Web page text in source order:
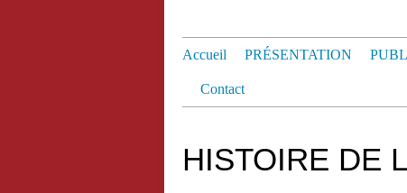
Accueil PRÉSENTATION
Contact
HISTOIRE DE